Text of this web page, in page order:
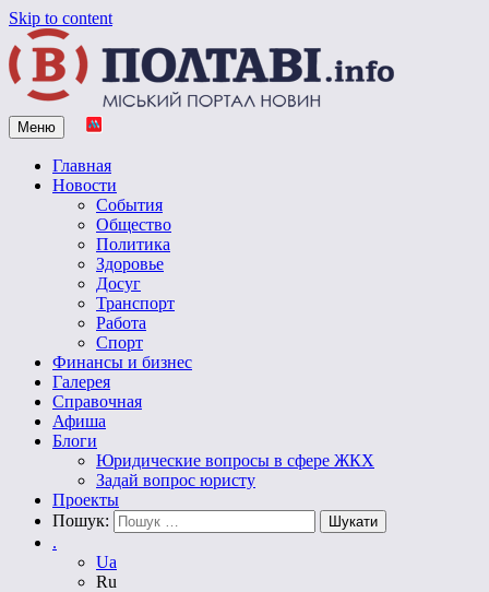
Skip to content
Vpoltave.info
Полтавский портал новостей
Меню
Главная
Новости
События
Общество
Политика
Здоровье
Досуг
Транспорт
Работа
Спорт
Финансы и бизнес
Галерея
Справочная
Афиша
Блоги
Юридические вопросы в сфере ЖКХ
Задай вопрос юристу
Проекты
Пошук:
.
Ua
Ru